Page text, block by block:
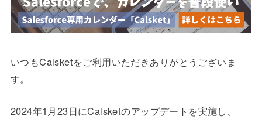
いつもCalsketをご利用いただきありがとうございま
す。
2024年1月23日にCalsketのアップデートを実施し、